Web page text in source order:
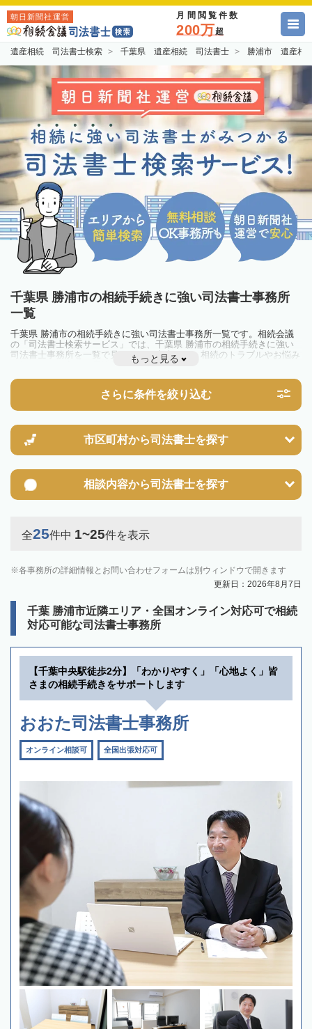
朝日新聞社運営 月間閲覧件数
200万超
遺産相続 司法書士検索 千葉県 遺産相続 司法書士 勝浦市 遺産相
千葉県 勝浦市の相続手続きに強い司法書士事務所
一覧
千葉県 勝浦市の相続手続きに強い司法書士事務所一覧です。相続会議
の「司法書士検索サービス」では、千葉県 勝浦市の相続手続きに強い
司法書士事務所を一覧で見ることが出来ます。相続のトラブルやお悩み
を抱えている方は一度近隣の司法書士に相談してみましょう。
もっと見る
さらに条件を絞り込む
市区町村から司法書士を探す
相談内容から司法書士を探す
全25件中 1~25件を表示
各事務所の詳細情報とお問い合わせフォームは別ウィンドウで開きます
更新日：2026年8月7日
千葉 勝浦市近隣エリア・全国オンライン対応可で相続
対応可能な司法書士事務所
【千葉中央駅徒歩2分】「わかりやすく」「心地よく」皆
さまの相続手続きをサポートします
おおた司法書士事務所
オンライン相談可 全国出張対応可